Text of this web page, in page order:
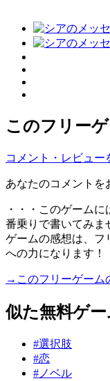
このフリー
コメント・レビュー
あなたのコメントを
・・・このゲーム
番乗りで書いてみま
ゲームの感想は、フ
への力になります！
→このフリーゲーム
似た無料ゲー
#選択肢
#恋
#ノベル